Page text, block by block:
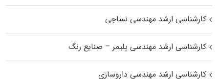
کارشناسی ارشد مهندسی نساجی
کارشناسی ارشد مهندسی پلیمر – صنایع رنگ
کارشناسی ارشد مهندسی داروسازی